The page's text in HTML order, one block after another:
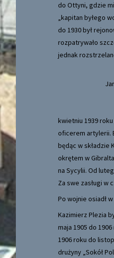
do Ottyni, gdzie
„kapitan byłego
do 1930 był
rozpatrywało
jednak
kwietniu 1939
oficerem artylerii.
będąc w składzie
okrętem w
na Sycylii. Od
Za swe zasługi w
Po wojnie osiadł
Kazimierz Plezia
maja 1905 do
1906 roku do
drużyny „Sokół